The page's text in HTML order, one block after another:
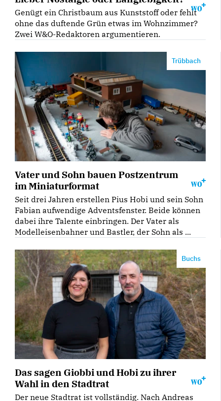
Genügt ein Christbaum aus Kunststoff oder fehlt
ohne das duftende Grün etwas im Wohnzimmer?
Zwei W&O-Redaktoren argumentieren.
Trübbach
Vater und Sohn bauen Postzentrum
im Miniaturformat
Seit drei Jahren erstellen Pius Hobi und sein Sohn
Fabian aufwendige Adventsfenster. Beide können
dabei ihre Talente einbringen. Der Vater als
Modelleisenbahner und Bastler, der Sohn als ...
Buchs
Das sagen Giobbi und Hobi zu ihrer
Wahl in den Stadtrat
Der neue Stadtrat ist vollständig. Nach Andreas